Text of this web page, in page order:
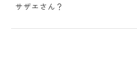
サザエさん？